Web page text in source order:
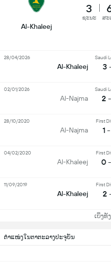
ຕຳແໜ່ງໃນຕາຕະລາງປະຈຸບັນ
Al-Khaleej
3
ຊະນະ ສະ
Al-Khaleej
Saudi
3
28/04/2026
Al-Najma
Saudi
2
02/01/2026
Al-Najma
First
1
28/10/2020
Al-Khaleej
First
0
04/02/2020
Al-Khaleej
First
2
11/09/2019
ເບິ່ງທັ